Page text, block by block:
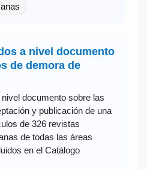
a nivel documento
de demora de
documento sobre las
y publicación de una
de 326 revistas
de todas las áreas
en el Catálogo